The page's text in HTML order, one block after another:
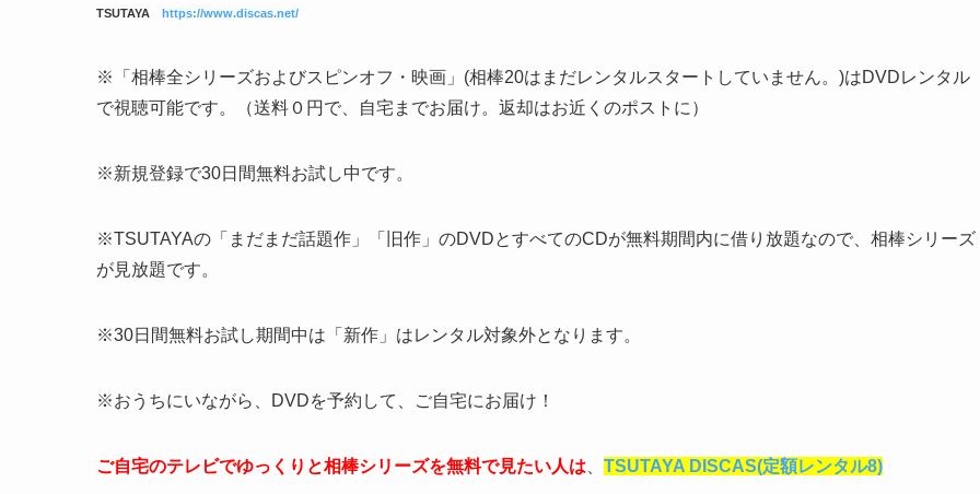
TSUTAYA https://www.discas.net/
※「相棒全シリーズおよびスピンオフ・映画」(相棒20はまだレンタルスタートしていません。)はDVDレンタル
で視聴可能です。（送料０円で、自宅までお届け。返却はお近くのポストに）
※新規登録で30日間無料お試し中です。
※TSUTAYAの「まだまだ話題作」「旧作」のDVDとすべてのCDが無料期間内に借り放題なので、相棒シリーズ
が見放題です。
※30日間無料お試し期間中は「新作」はレンタル対象外となります。
※おうちにいながら、DVDを予約して、ご自宅にお届け！
ご自宅のテレビでゆっくりと相棒シリーズを無料で見たい人は TSUTAYA DISCAS(定額レンタル8)